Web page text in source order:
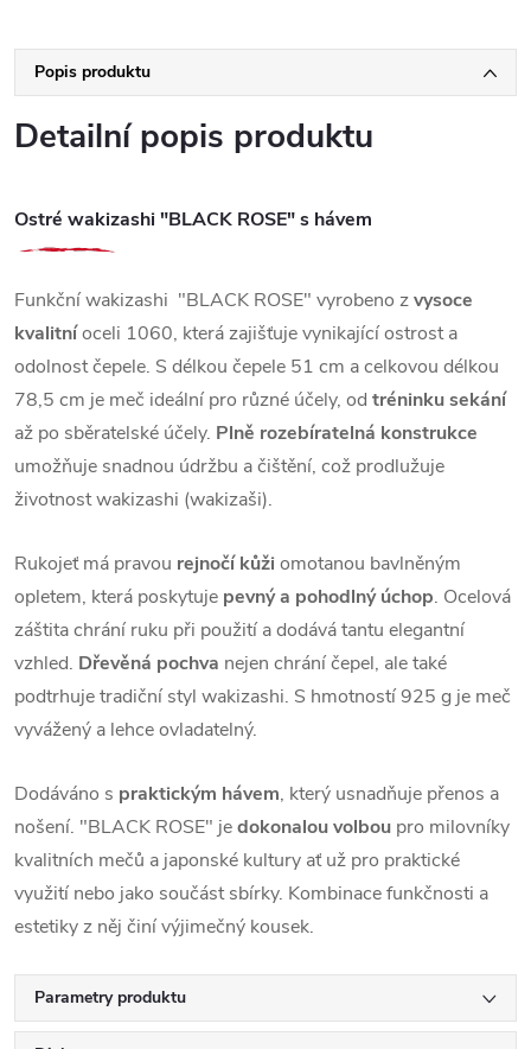
Popis produktu
Detailní popis produktu
Ostré wakizashi "BLACK ROSE" s hávem
Funkční wakizashi "BLACK ROSE" vyrobeno zvysoce
kvalitníoceli 1060, která zajišťuje vynikající ostrost a
odolnost čepele. S délkou čepele 51 cm a celkovou délkou
78,5 cm je meč ideální pro různé účely, od tréninku sekání
až po sběratelské účely. Plně rozebíratelná konstrukce
umožňuje snadnou údržbu a čištění, což prodlužuje
životnost wakizashi (wakizaši).
Rukojeť má pravou rejnočí kůži omotanou bavlněným
opletem, která poskytuje pevný a pohodlný úchop. Ocelová
záštita chrání ruku při použití a dodává tantu elegantní
vzhled. Dřevěná pochva nejen chrání čepel, ale také
podtrhuje tradiční styl wakizashi. S hmotností 925 g je meč
vyvážený a lehce ovladatelný.
Dodáváno s praktickým hávem, který usnadňuje přenos a
nošení. "BLACK ROSE" jedokonalou volbou pro milovníky
kvalitních mečů a japonské kultury ať už pro praktické
využití nebo jako součást sbírky. Kombinace funkčnosti a
estetiky z něj činí výjimečný kousek.
Parametry produktu